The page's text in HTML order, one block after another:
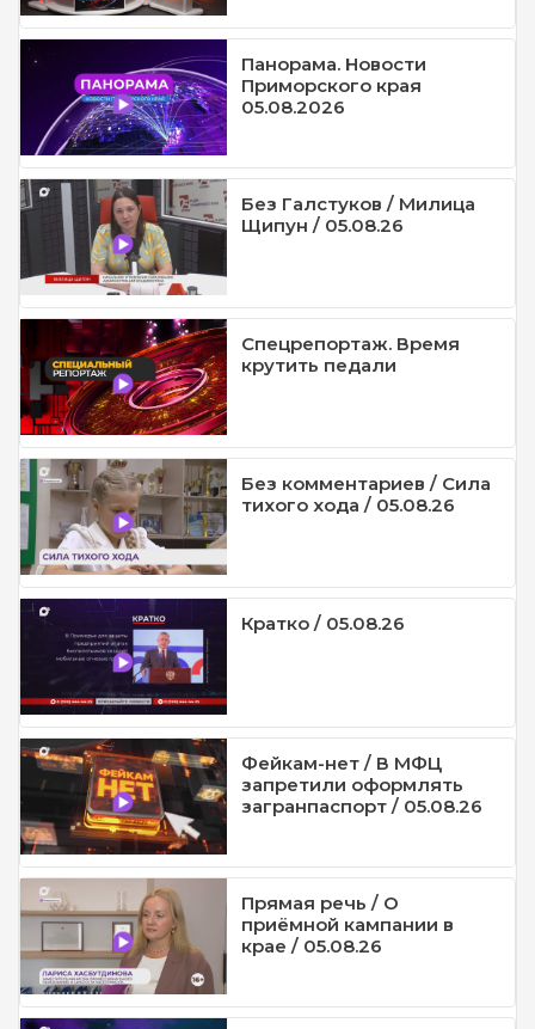
Панорама. Новости
Приморского края
05.08.2026
Без Галстуков / Милица
Щипун / 05.08.26
Спецрепортаж. Время
крутить педали
Без комментариев / Сила
тихого хода / 05.08.26
Кратко / 05.08.26
Фейкам-нет / В МФЦ
запретили оформлять
загранпаспорт / 05.08.26
Прямая речь / О
приёмной кампании в
крае / 05.08.26